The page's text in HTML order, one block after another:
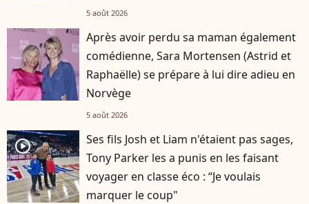
5 août 2026
Après avoir perdu sa maman également
comédienne, Sara Mortensen (Astrid et
Raphaëlle) se prépare à lui dire adieu en
Norvège
5 août 2026
player2
Ses fils Josh et Liam n'étaient pas sages,
Tony Parker les a punis en les faisant
voyager en classe éco : “Je voulais
marquer le coup"